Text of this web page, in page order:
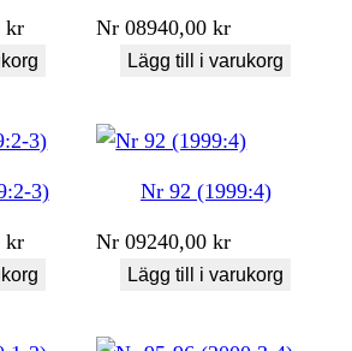
kr Nr 08940,00kr
Lägg till i varukorg
3)
kr
Nr 92 (1999:4)
Nr 09240,00kr
Lägg till i varukorg